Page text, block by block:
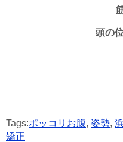
筋
頭の位
Tags:ポッコリお腹, 姿勢,
矯正